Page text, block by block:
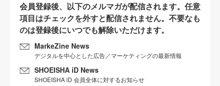
会員登録後、以下のメルマガが配信されます。任意
項目はチェックを外すと配信されません。不要なも
のは登録後にいつでも解除いただけます。
MarkeZine News
デジタルを中心とした広告／マーケティングの最新情報
SHOEISHA iD News
SHOEISHA iD 会員全体に対するお知らせ